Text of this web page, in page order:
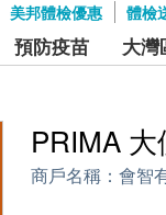
美邦體檢優惠 體檢
預防疫苗 大灣
PRIMA
商戶名稱： 會智